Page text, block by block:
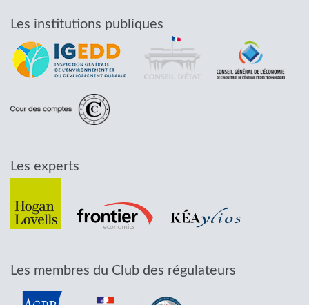
Les institutions publiques
Les experts
Les membres du Club des régulateurs